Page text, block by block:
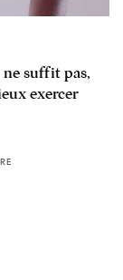
suffit pas,
exercer